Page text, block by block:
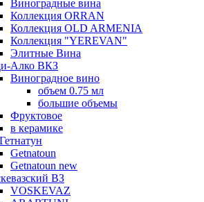
Виноградные вина
Коллекция ORRAN
Коллекция OLD ARMENIA
Коллекция "YEREVAN"
Элитные Вина
Алко ВКЗ
Виноградное вино
объем 0.75 мл
большие объемы
Фруктовое
в керамике
Getnatoun
Getnatoun new
ВЗ
VOSKEVAZ